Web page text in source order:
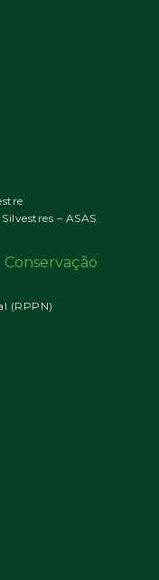
– ASAS
(RPPN)